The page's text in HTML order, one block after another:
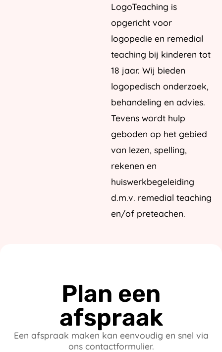
LogoTeaching is
opgericht voor
logopedie en remedial
teaching bij kinderen tot
18 jaar. Wij bieden
logopedisch onderzoek,
behandeling en advies.
Tevens wordt hulp
geboden op het gebied
van lezen, spelling,
rekenen en
huiswerkbegeleiding
d.m.v. remedial teaching
en/of preteachen.
Plan een
afspraak
Een afspraak maken kan eenvoudig en snel via
ons contactformulier.